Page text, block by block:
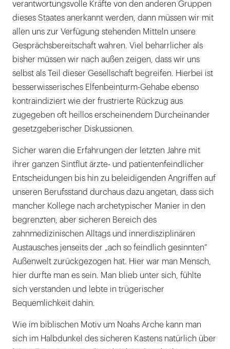
verantwortungsvolle Kräfte von den anderen Gruppen
dieses Staates anerkannt werden, dann müssen wir mit
allen uns zur Verfügung stehenden Mitteln unsere
Gesprächsbereitschaft wahren. Viel beharrlicher als
bisher müssen wir nach außen zeigen, dass wir uns
selbst als Teil dieser Gesellschaft begreifen. Hierbei ist
besserwisserisches Elfenbeinturm-Gehabe ebenso
kontraindiziert wie der frustrierte Rückzug aus
zugegeben oft heillos erscheinendem Durcheinander
gesetzgeberischer Diskussionen.
Sicher waren die Erfahrungen der letzten Jahre mit
ihrer ganzen Sintflut ärzte- und patientenfeindlicher
Entscheidungen bis hin zu beleidigenden Angriffen auf
unseren Berufsstand durchaus dazu angetan, dass sich
mancher Kollege nach archetypischer Manier in den
begrenzten, aber sicheren Bereich des
zahnmedizinischen Alltags und innerdisziplinären
Austausches jenseits der „ach so feindlich gesinnten“
Außenwelt zurückgezogen hat. Hier war man Mensch,
hier durfte man es sein. Man blieb unter sich, fühlte
sich verstanden und lebte in trügerischer
Bequemlichkeit dahin.
Wie im biblischen Motiv um Noahs Arche kann man
sich im Halbdunkel des sicheren Kastens natürlich über